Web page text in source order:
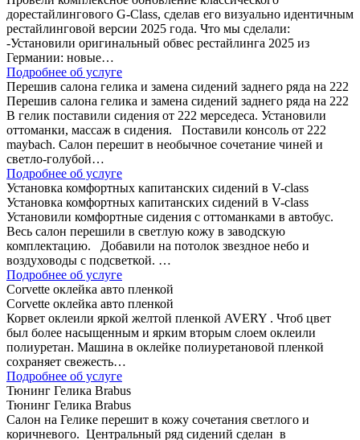
дорестайлингового G-Class, сделав его визуально идентичным
рестайлинговой версии 2025 года. Что мы сделали:
-Установили оригинальный обвес рестайлинга 2025 из
Германии: новые…
Подробнее об услуге
Перешив салона гелика и замена сидений заднего ряда на 222
Перешив салона гелика и замена сидений заднего ряда на 222
В гелик поставили сидения от 222 мерседеса. Установили
оттоманки, массаж в сидения. Поставили консоль от 222
maybach. Салон перешит в необычное сочетание чиней и
светло-голубой…
Подробнее об услуге
Установка комфортных капитанских сидений в V-class
Установка комфортных капитанских сидений в V-class
Установили комфортные сидения с оттоманками в автобус.
Весь салон перешили в светлую кожу в заводскую
комплектацию. Добавили на потолок звездное небо и
воздуховоды с подсветкой. …
Подробнее об услуге
Corvette оклейка авто пленкой
Corvette оклейка авто пленкой
Корвет оклеили яркой желтой пленкой AVERY . Чтоб цвет
был более насыщенным и ярким вторым слоем оклеили
полиуретан. Машина в оклейке полиуретановой пленкой
сохраняет свежесть…
Подробнее об услуге
Тюнинг Гелика Brabus
Тюнинг Гелика Brabus
Салон на Гелике перешит в кожу сочетания светлого и
коричневого. Центральный ряд сидений сделан в